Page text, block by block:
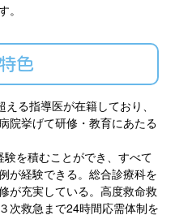
。
色
る指導医が在籍しており、
院挙げて研修・教育にあたる
を積むことができ、すべて
が経験できる。総合診療科を
が充実している。高度救命救
次救急まで24時間応需体制を